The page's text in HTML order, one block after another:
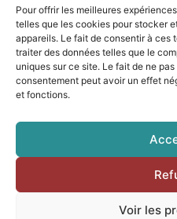
Pour offrir les meilleures
telles que les cookies pour stocker
appareils. Le fait de consentir à ces
traiter des données telles que le
uniques sur ce site. Le fait de ne
consentement peut avoir un effet
et fonctions.
Voir les
Nos loisirs
Agenda
Les temps forts
Partenaires et
Plan